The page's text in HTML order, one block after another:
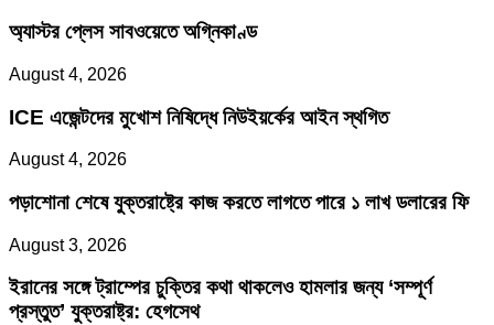
অ্যাস্টর প্লেস সাবওয়েতে অগ্নিকাণ্ড
August 4, 2026
ICE এজেন্টদের মুখোশ নিষিদ্ধে নিউইয়র্কের আইন স্থগিত
August 4, 2026
পড়াশোনা শেষে যুক্তরাষ্ট্রে কাজ করতে লাগতে পারে ১ লাখ ডলারের ফি
August 3, 2026
ইরানের সঙ্গে ট্রাম্পের চুক্তির কথা থাকলেও হামলার জন্য ‘সম্পূর্ণ
প্রস্তুত’ যুক্তরাষ্ট্র: হেগসেথ